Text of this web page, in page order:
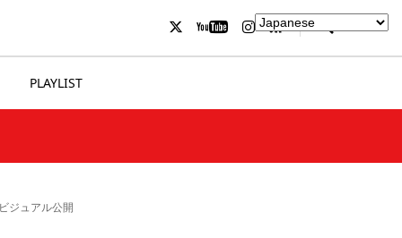
PLAYLIST
ジュアル公開